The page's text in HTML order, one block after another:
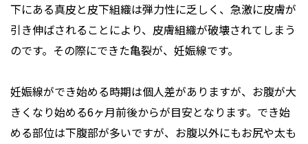
下にある真皮と皮下組織は弾力性に乏しく、急激に皮膚が
引き伸ばされることにより、皮膚組織が破壊されてしまう
のです。その際にできた亀裂が、妊娠線です。
妊娠線ができ始める時期は個人差がありますが、お腹が大
きくなり始める6ヶ月前後からが目安となります。でき始
める部位は下腹部が多いですが、お腹以外にもお尻や太も